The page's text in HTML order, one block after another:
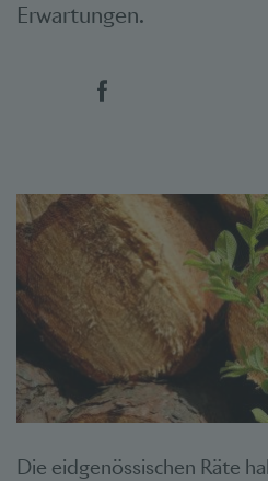
Erwartungen.
Social Bookmarks
Die eidgenössischen Räte